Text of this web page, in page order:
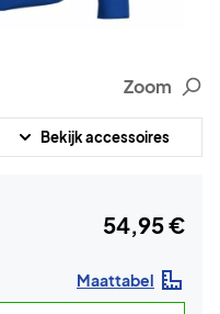
Zoom
Bekijk accessoires
54,95 €
Maattabel